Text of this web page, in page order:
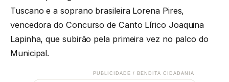
Tuscano e a soprano brasileira Lorena Pires,
vencedora do Concurso de Canto Lírico Joaquina
Lapinha, que subirão pela primeira vez no palco do
Municipal.
PUBLICIDADE / BENDITA CIDADANIA